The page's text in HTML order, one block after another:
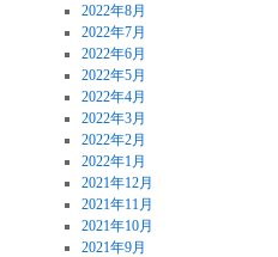
2022年8月
2022年7月
2022年6月
2022年5月
2022年4月
2022年3月
2022年2月
2022年1月
2021年12月
2021年11月
2021年10月
2021年9月